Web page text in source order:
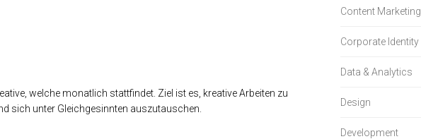
welche monatlich stattfindet. Ziel ist es, kreative Arbeiten zu
sich unter Gleichgesinnten auszutauschen.
Content Marketing
Corporate Identity
Data & Analytics
Design
Development